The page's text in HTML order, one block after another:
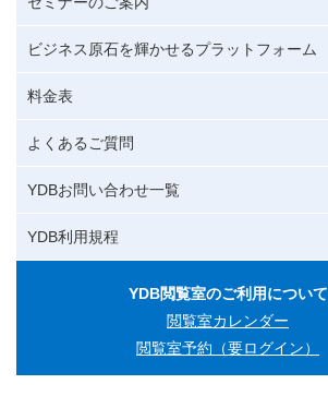
ビジネス原石を輝かせるプラットフォーム
料金表
よくあるご質問
YDBお問い合わせ一覧
YDB利用規程
YDB閲覧室のご利用について
閲覧室カレンダー
閲覧室予約（要ログイン）